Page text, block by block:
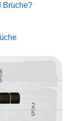
Brüche?